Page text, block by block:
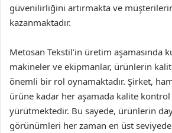
güvenilirliğini artırmakta ve
kazanmaktadır.
Metosan Tekstil’in üretim aşamasında
makineler ve ekipmanlar, ürünlerin
önemli bir rol oynamaktadır. Şirket,
ürüne kadar her aşamada kalite
yürütmektedir. Bu sayede, ürünlerin
görünümleri her zaman en üst